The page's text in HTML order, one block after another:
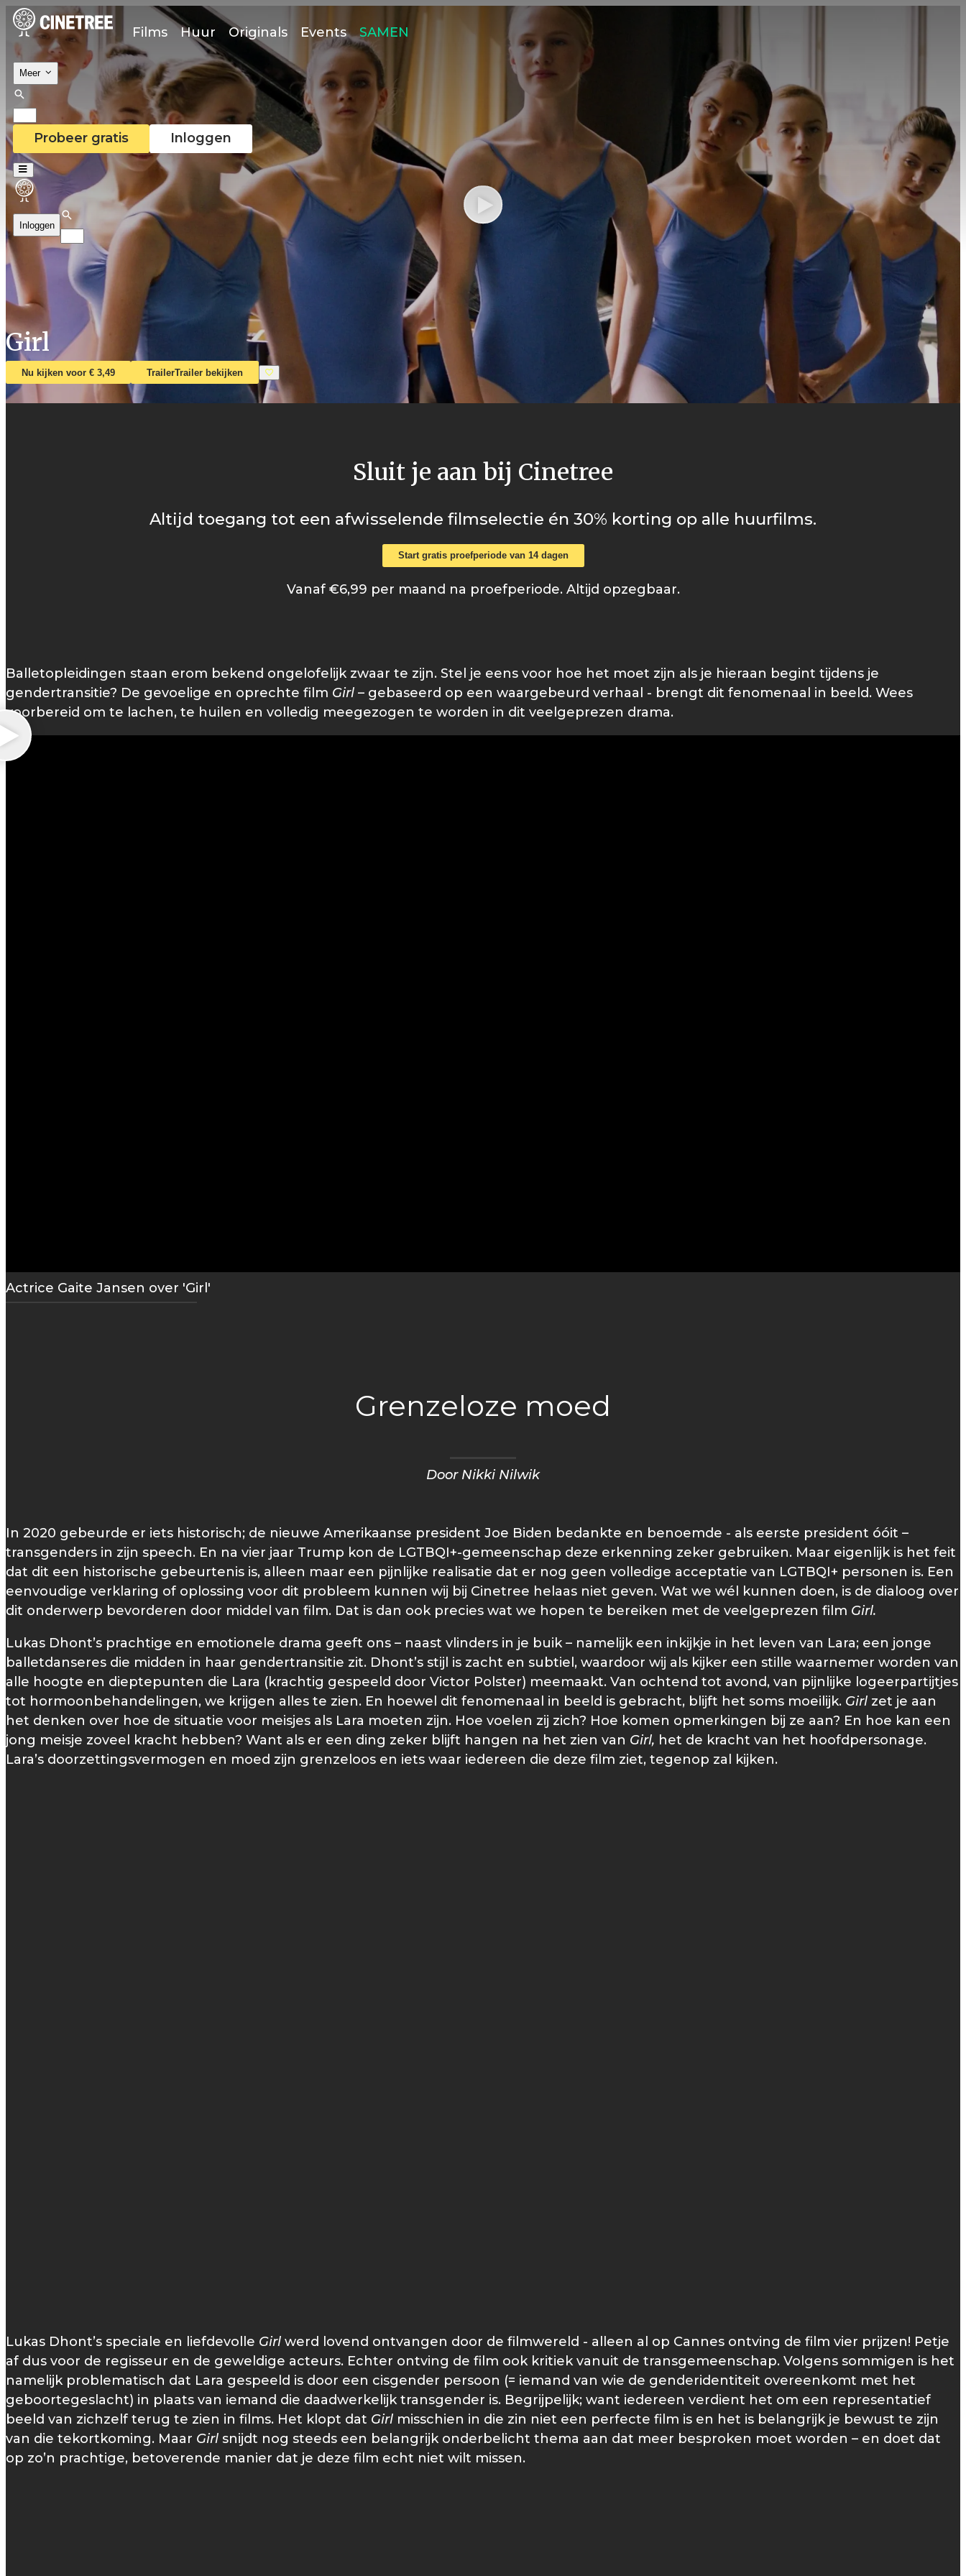
Films Huur Originals Events SAMEN
Meer
Probeer gratis Inloggen
Inloggen
Girl
Nu kijken voor € 3,49 TrailerTrailer bekijken
Sluit je aan bij Cinetree
Altijd toegang tot een afwisselende filmselectie én 30% korting op alle huurfilms.
Start gratis proefperiode van 14 dagen
Vanaf €6,99 per maand na proefperiode. Altijd opzegbaar.
Balletopleidingen staan erom bekend ongelofelijk zwaar te zijn. Stel je eens voor hoe het moet zijn als je hieraan begint tijdens je
gendertransitie? De gevoelige en oprechte film Girl – gebaseerd op een waargebeurd verhaal - brengt dit fenomenaal in beeld. Wees
voorbereid om te lachen, te huilen en volledig meegezogen te worden in dit veelgeprezen drama.
Actrice Gaite Jansen over 'Girl'
Grenzeloze moed
Door Nikki Nilwik
In 2020 gebeurde er iets historisch; de nieuwe Amerikaanse president Joe Biden bedankte en benoemde - als eerste president óóit –
transgenders in zijn speech. En na vier jaar Trump kon de LGTBQI+-gemeenschap deze erkenning zeker gebruiken. Maar eigenlijk is het feit
dat dit een historische gebeurtenis is, alleen maar een pijnlijke realisatie dat er nog geen volledige acceptatie van LGTBQI+ personen is. Een
eenvoudige verklaring of oplossing voor dit probleem kunnen wij bij Cinetree helaas niet geven. Wat we wél kunnen doen, is de dialoog over
dit onderwerp bevorderen door middel van film. Dat is dan ook precies wat we hopen te bereiken met de veelgeprezen film Girl.
Lukas Dhont’s prachtige en emotionele drama geeft ons – naast vlinders in je buik – namelijk een inkijkje in het leven van Lara; een jonge
balletdanseres die midden in haar gendertransitie zit. Dhont’s stijl is zacht en subtiel, waardoor wij als kijker een stille waarnemer worden van
alle hoogte en dieptepunten die Lara (krachtig gespeeld door Victor Polster) meemaakt. Van ochtend tot avond, van pijnlijke logeerpartijtjes
tot hormoonbehandelingen, we krijgen alles te zien. En hoewel dit fenomenaal in beeld is gebracht, blijft het soms moeilijk. Girl zet je aan
het denken over hoe de situatie voor meisjes als Lara moeten zijn. Hoe voelen zij zich? Hoe komen opmerkingen bij ze aan? En hoe kan een
jong meisje zoveel kracht hebben? Want als er een ding zeker blijft hangen na het zien van Girl, het de kracht van het hoofdpersonage.
Lara’s doorzettingsvermogen en moed zijn grenzeloos en iets waar iedereen die deze film ziet, tegenop zal kijken.
Lukas Dhont’s speciale en liefdevolle Girl werd lovend ontvangen door de filmwereld - alleen al op Cannes ontving de film vier prijzen! Petje
af dus voor de regisseur en de geweldige acteurs. Echter ontving de film ook kritiek vanuit de transgemeenschap. Volgens sommigen is het
namelijk problematisch dat Lara gespeeld is door een cisgender persoon (= iemand van wie de genderidentiteit overeenkomt met het
geboortegeslacht) in plaats van iemand die daadwerkelijk transgender is. Begrijpelijk; want iedereen verdient het om een representatief
beeld van zichzelf terug te zien in films. Het klopt dat Girl misschien in die zin niet een perfecte film is en het is belangrijk je bewust te zijn
van die tekortkoming. Maar Girl snijdt nog steeds een belangrijk onderbelicht thema aan dat meer besproken moet worden – en doet dat
op zo’n prachtige, betoverende manier dat je deze film echt niet wilt missen.